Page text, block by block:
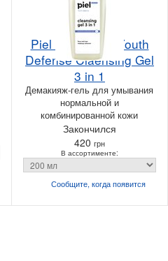
Piel Cosmetics Youth
Defense Claensing Gel
3 in 1
Демакияж-гель для умывания
нормальной и
комбинированной кожи
Закончился
420 грн
В ассортименте:
Сообщите, когдапоявится